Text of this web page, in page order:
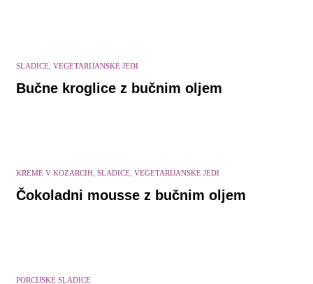
SLADICE, VEGETARIJANSKE JEDI
Bučne kroglice z bučnim oljem
KREME V KOZARCIH, SLADICE, VEGETARIJANSKE JEDI
Čokoladni mousse z bučnim oljem
PORCIJSKE SLADICE